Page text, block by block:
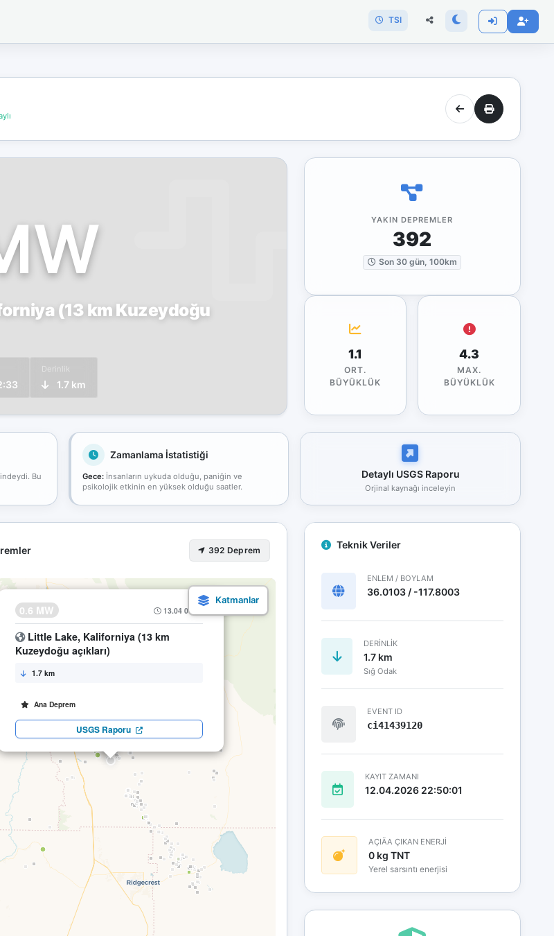
TSI
(13 km Kuzeydoğu
Derinlik
1.7 km
YAKIN DEPREMLER
392
Son 30 gün, 100km
1.1
ORT.
BÜYÜKLÜK
4.3
MAX.
BÜYÜKLÜK
Bu
Zamanlama İstatistiği
Gece:İnsanların uykuda olduğu, paniğin ve
psikolojik etkinin en yüksek olduğu saatler.
Detaylı USGS Raporu
Orjinal kaynağı inceleyin
392 Deprem
0.6 MW 13.04 01:42
Little Lake, Kaliforniya (13 km
Kuzeydoğu açıkları)
1.7 km
Ana Deprem
USGS Raporu
×
Teknik Veriler
ENLEM / BOYLAM
36.0103 / -117.8003
DERINLIK
1.7 km
Sığ Odak
EVENT ID
ci41439120
KAYIT ZAMANI
12.04.2026 22:50:01
AÇIÄA ÇIKAN ENERJİ
0 kg TNT
Yerel sarsıntı enerjisi
bağlantınız